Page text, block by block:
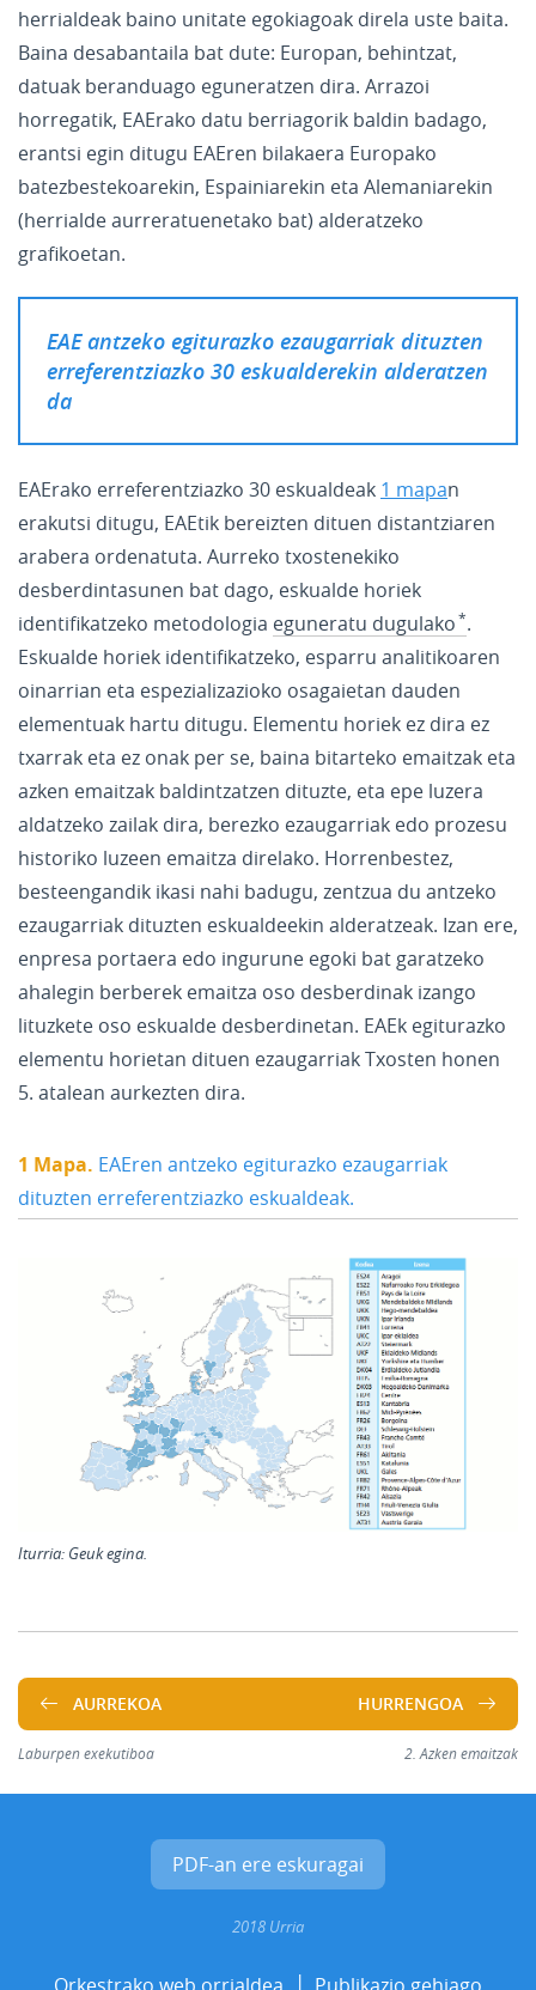
herrialdeak baino unitate egokiagoak direla uste baita.
Baina desabantaila bat dute: Europan, behintzat,
datuak beranduago eguneratzen dira. Arrazoi
horregatik, EAErako datu berriagorik baldin badago,
erantsi egin ditugu EAEren bilakaera Europako
batezbestekoarekin, Espainiarekin eta Alemaniarekin
(herrialde aurreratuenetako bat) alderatzeko
grafikoetan.
EAE antzeko egiturazko ezaugarriak dituzten
erreferentziazko 30 eskualderekin alderatzen
da
EAErako erreferentziazko 30 eskualdeak 1 mapan
erakutsi ditugu, EAEtik bereizten dituen distantziaren
arabera ordenatuta. Aurreko txostenekiko
desberdintasunen bat dago, eskualde horiek
identifikatzeko metodologia eguneratu dugulako .
Eskualde horiek identifikatzeko, esparru analitikoaren
oinarrian eta espezializazioko osagaietan dauden
elementuak hartu ditugu. Elementu horiek ez dira ez
txarrak eta ez onak per se, baina bitarteko emaitzak eta
azken emaitzak baldintzatzen dituzte, eta epe luzera
aldatzeko zailak dira, berezko ezaugarriak edo prozesu
historiko luzeen emaitza direlako. Horrenbestez,
besteengandik ikasi nahi badugu, zentzua du antzeko
ezaugarriak dituzten eskualdeekin alderatzeak. Izan ere,
enpresa portaera edo ingurune egoki bat garatzeko
ahalegin berberek emaitza oso desberdinak izango
lituzkete oso eskualde desberdinetan. EAEk egiturazko
elementu horietan dituen ezaugarriak Txosten honen
5. atalean aurkezten dira.
1 Mapa. EAEren antzeko egiturazko ezaugarriak
dituzten erreferentziazko eskualdeak.
Iturria: Geuk egina.
AURREKOA
Laburpen exekutiboa
HURRENGOA
2. Azken emaitzak
PDF-an ere eskuragai
2018 Urria